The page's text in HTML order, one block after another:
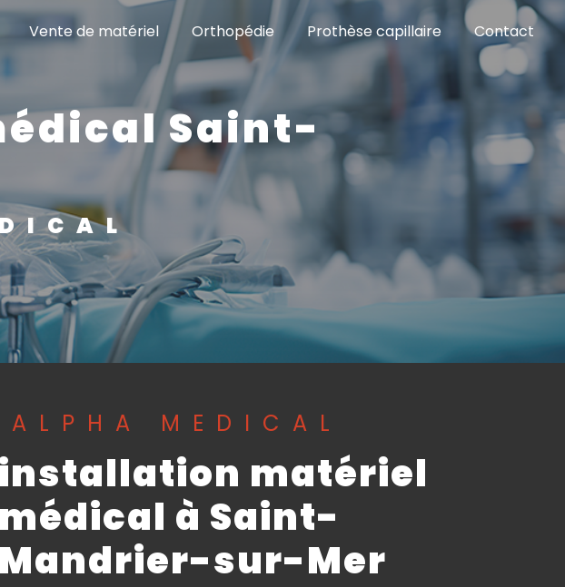
Vente de matériel Orthopédie Prothèse capillaire Contact
Saint-
ALPHA MEDICAL
installation matériel
médical à Saint-
Mandrier-sur-Mer